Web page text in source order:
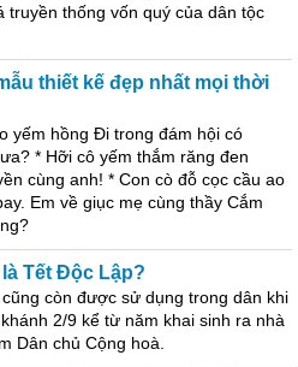
thống vốn quý của dân tộc
thiết kế đẹp nhất mọi thời
yếm hồng Đi trong đám hội có
* Hỡi cô yếm thắm răng đen
cùng anh! * Con cò đỗ cọc cầu ao
Em về giục mẹ cùng thầy Cắm
Tết Độc Lập?
còn được sử dụng trong dân khi
2/9 kể từ năm khai sinh ra nhà
Dân chủ Cộng hoà.